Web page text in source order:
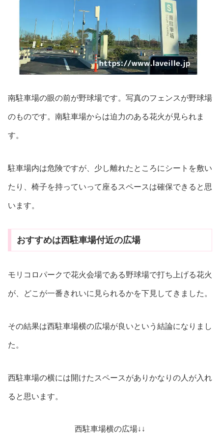
南駐車場の眼の前が野球場です。写真のフェンスが野球場
のものです。南駐車場からは迫力のある花火が見られま
す。
駐車場内は危険ですが、少し離れたところにシートを敷い
たり、椅子を持っていって座るスペースは確保できると思
います。
おすすめは西駐車場付近の広場
モリコロパークで花火会場である野球場で打ち上げる花火
が、どこが一番きれいに見られるかを下見してきました。
その結果は西駐車場横の広場が良いという結論になりまし
た。
西駐車場の横には開けたスペースがありかなりの人が入れ
ると思います。
西駐車場横の広場↓↓